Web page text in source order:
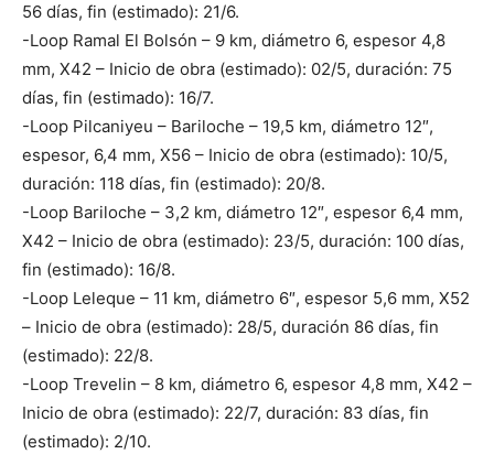
56 días, fin (estimado): 21/6.
-Loop Ramal El Bolsón – 9 km, diámetro 6, espesor 4,8
mm, X42 – Inicio de obra (estimado): 02/5, duración: 75
días, fin (estimado): 16/7.
-Loop Pilcaniyeu – Bariloche – 19,5 km, diámetro 12″,
espesor, 6,4 mm, X56 – Inicio de obra (estimado): 10/5,
duración: 118 días, fin (estimado): 20/8.
-Loop Bariloche – 3,2 km, diámetro 12″, espesor 6,4 mm,
X42 – Inicio de obra (estimado): 23/5, duración: 100 días,
fin (estimado): 16/8.
-Loop Leleque – 11 km, diámetro 6″, espesor 5,6 mm, X52
– Inicio de obra (estimado): 28/5, duración 86 días, fin
(estimado): 22/8.
-Loop Trevelin – 8 km, diámetro 6, espesor 4,8 mm, X42 –
Inicio de obra (estimado): 22/7, duración: 83 días, fin
(estimado): 2/10.